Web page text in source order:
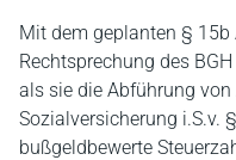
Mit dem geplanten § 15b
Rechtsprechung des
als sie die Abführung
Sozialversicherung i.S.v.
bußgeldbewerte